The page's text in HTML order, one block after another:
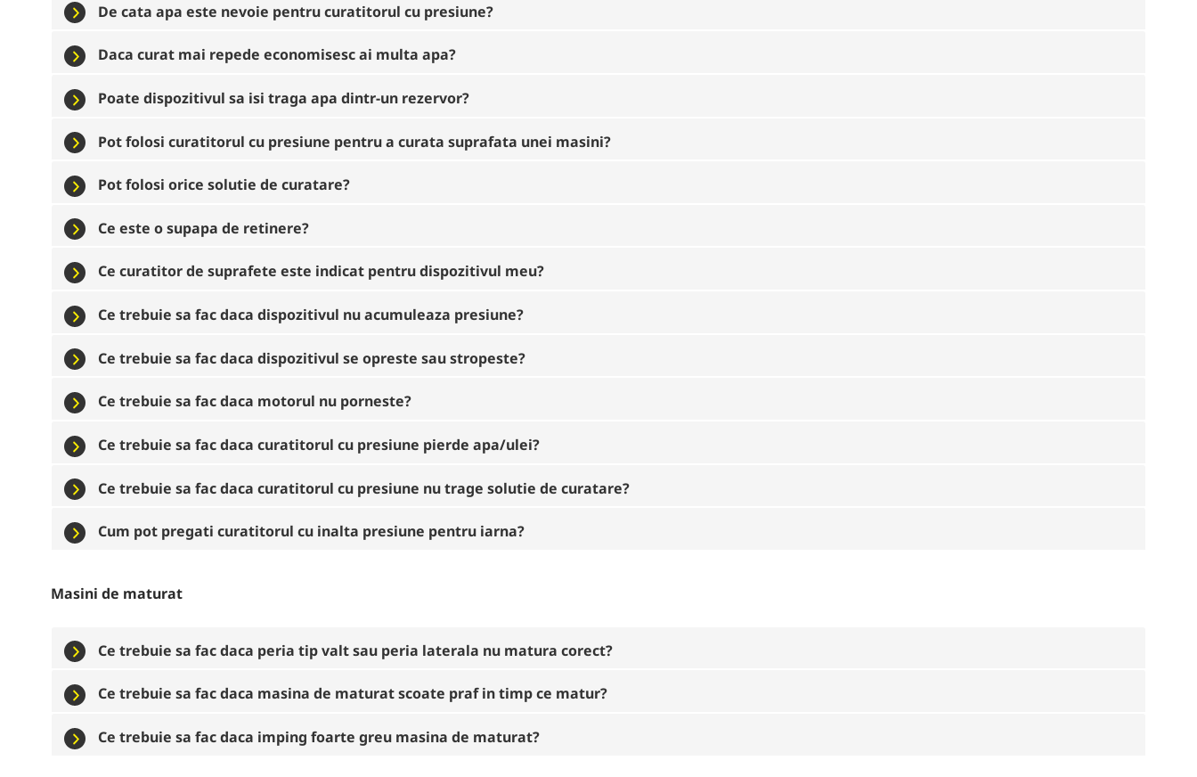
De cata apa este nevoie pentru curatitorul cu presiune?
Daca curat mai repede economisesc ai multa apa?
Poate dispozitivul sa isi traga apa dintr-un rezervor?
Pot folosi curatitorul cu presiune pentru a curata suprafata unei masini?
Pot folosi orice solutie de curatare?
Ce este o supapa de retinere?
Ce curatitor de suprafete este indicat pentru dispozitivul meu?
Ce trebuie sa fac daca dispozitivul nu acumuleaza presiune?
Ce trebuie sa fac daca dispozitivul se opreste sau stropeste?
Ce trebuie sa fac daca motorul nu porneste?
Ce trebuie sa fac daca curatitorul cu presiune pierde apa/ulei?
Ce trebuie sa fac daca curatitorul cu presiune nu trage solutie de curatare?
Cum pot pregati curatitorul cu inalta presiune pentru iarna?
Masini de maturat
Ce trebuie sa fac daca peria tip valt sau peria laterala nu matura corect?
Ce trebuie sa fac daca masina de maturat scoate praf in timp ce matur?
Ce trebuie sa fac daca imping foarte greu masina de maturat?